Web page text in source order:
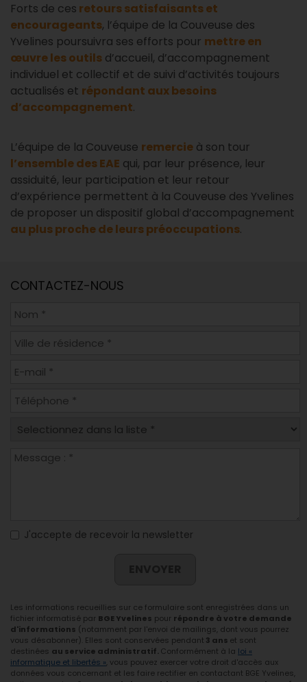
Forts de ces retours satisfaisants et
encourageants, l’équipe de la Couveuse des
Yvelines poursuivra ses efforts pour mettre en
œuvre les outils d’accueil, d’accompagnement
individuel et collectif et de suivi d’activités toujours
actualisés et répondant aux besoins
d’accompagnement.
L’équipe de la Couveuse remercie à son tour
l’ensemble des EAE qui, par leur présence, leur
assiduité, leur participation et leur retour
d’expérience permettent à la Couveuse des Yvelines
de proposer un dispositif global d’accompagnement
au plus proche de leurs préoccupations.
CONTACTEZ-NOUS
J'accepte de recevoir la newsletter
Les informations recueillies sur ce formulaire sont enregistrées dans un
fichier informatisé par BGE Yvelines pour répondre à votre demande
d'informations (notamment par l'envoi de mailings, dont vous pourrez
vous désabonner). Elles sont conservées pendant 3 ans et sont
destinées au service administratif. Conformément à la loi «
informatique et libertés » , vous pouvez exercer votre droit d'accès aux
données vous concernant et les faire rectifier en contactant BGE Yvelines,